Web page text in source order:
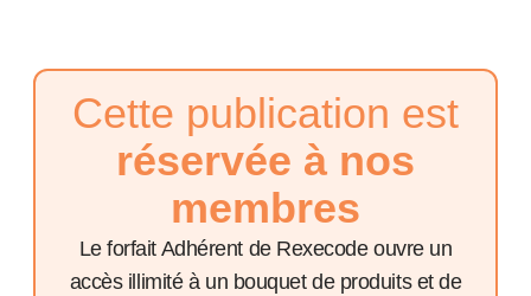
Cette publication est
réservée à nos
membres
Le forfait Adhérent de Rexecode ouvre un
accès illimité à un bouquet de produits et de